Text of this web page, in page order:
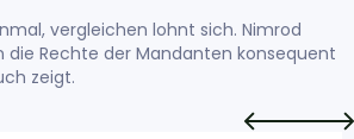
vergleichen lohnt sich. Nimrod
die Rechte der Mandanten konsequent
zeigt.